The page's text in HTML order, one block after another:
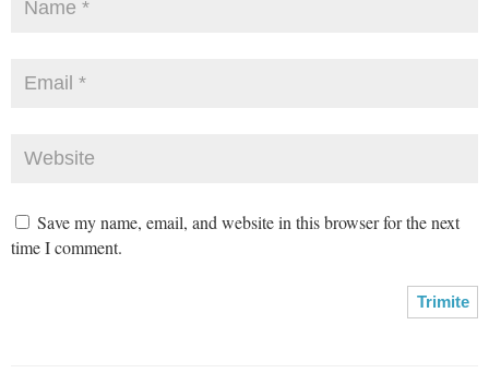
Save my name, email, and website in this browser for the next
time I comment.